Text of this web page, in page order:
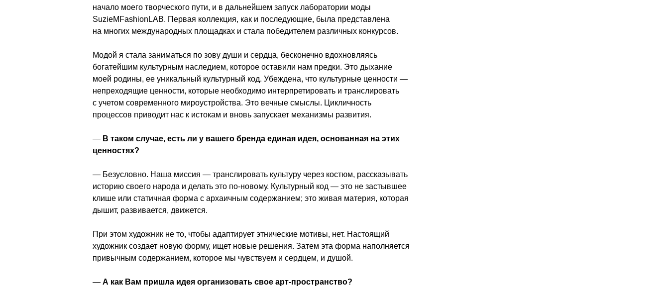
начало моего творческого пути, и в дальнейшем запуск лаборатории моды
SuzieMFashionLAB. Первая коллекция, как и последующие, была представлена
на многих международных площадках и стала победителем различных конкурсов.
Модой я стала заниматься по зову души и сердца, бесконечно вдохновляясь
богатейшим культурным наследием, которое оставили нам предки. Это дыхание
моей родины, ее уникальный культурный код. Убеждена, что культурные ценности —
непреходящие ценности, которые необходимо интерпретировать и транслировать
с учетом современного мироустройства. Это вечные смыслы. Цикличность
процессов приводит нас к истокам и вновь запускает механизмы развития.
— В таком случае, есть ли у вашего бренда единая идея, основанная на этих
ценностях?
— Безусловно. Наша миссия — транслировать культуру через костюм, рассказывать
историю своего народа и делать это по-новому. Культурный код — это не застывшее
клише или статичная форма с архаичным содержанием; это живая материя, которая
дышит, развивается, движется.
При этом художник не то, чтобы адаптирует этнические мотивы, нет. Настоящий
художник создает новую форму, ищет новые решения. Затем эта форма наполняется
привычным содержанием, которое мы чувствуем и сердцем, и душой.
— А как Вам пришла идея организовать свое арт-пространство?